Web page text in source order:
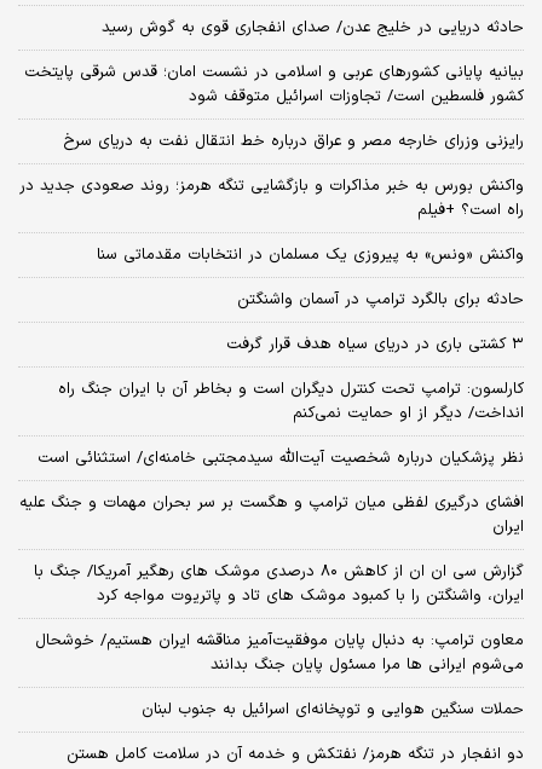
حادثه دریایی در خلیج عدن/ صدای انفجاری قوی به گوش رسید
بیانیه پایانی کشورهای عربی و اسلامی در نشست امان؛ قدس شرقی پایتخت
کشور فلسطین است/ تجاوزات اسرائیل متوقف شود
رایزنی وزرای خارجه مصر و عراق درباره خط انتقال نفت به دریای سرخ
واکنش بورس به خبر مذاکرات و بازگشایی تنگه هرمز؛ روند صعودی جدید در
راه است؟ +فیلم
واکنش «ونس» به پیروزی یک مسلمان در انتخابات مقدماتی سنا
حادثه برای بالگرد ترامپ در آسمان واشنگتن
۳ کشتی باری در دریای سیاه هدف قرار گرفت
کارلسون: ترامپ تحت کنترل دیگران است و بخاطر آن با ایران جنگ راه
انداخت/ دیگر از او حمایت نمی‌کنم
نظر پزشکیان درباره شخصیت آیت‌الله سیدمجتبی خامنه‌ای/ استثنائی است
افشای درگیری لفظی میان ترامپ و هگست بر سر بحران مهمات و جنگ علیه
ایران
گزارش سی ان ان از کاهش ۸۰ درصدی موشک های رهگیر آمریکا/ جنگ با
ایران، واشنگتن را با کمبود موشک های تاد و پاتریوت مواجه کرد
معاون ترامپ: به دنبال پایان موفقیت‌آمیز مناقشه ایران هستیم/ خوشحال
می‌شوم ایرانی ها مرا مسئول پایان جنگ بدانند
حملات سنگین هوایی و توپخانه‌ای اسرائیل به جنوب لبنان
دو انفجار در تنگه هرمز/ نفتکش و خدمه آن در سلامت کامل هستن